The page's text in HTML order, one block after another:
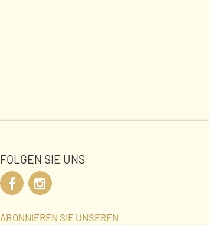
FOLGEN SIE UNS
ABONNIEREN SIE UNSEREN